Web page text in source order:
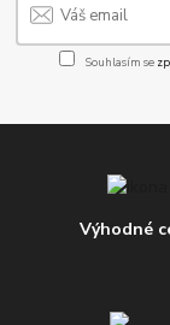
Souhlasím se
Výhodné